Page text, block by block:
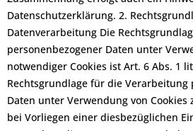
Datenschutzerklärung. 2.
Datenverarbeitung Die
personenbezogener Daten unter
notwendiger Cookies ist Art. 6 Abs. 1
Rechtsgrundlage für die Verarbeitung
Daten unter Verwendung von Cookies
bei Vorliegen einer diesbezüglichen